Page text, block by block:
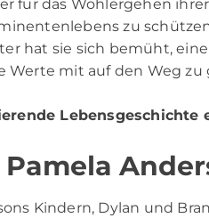
für das Wohlergehen
zu
hat sie sich bemüht,
mit auf den Weg zu
Lebensgeschichte
Kindern, Dylan und